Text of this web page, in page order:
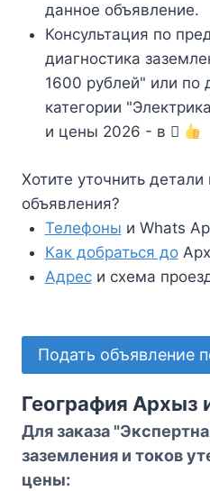
данное объявление.
Консультация по
диагностика
1600 рублей" или по
категории
и цены 2026 - в
Хотите уточнить детали
объявления?
Телефоны и Whats
Как добраться до
Адреси схема
Подать объявление
География Архыз
Для заказа
заземления и токов
цены: